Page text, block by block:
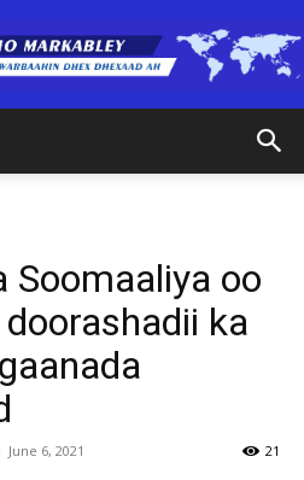
(RM)
Soomaaliya oo
ka
June 6, 2021 21